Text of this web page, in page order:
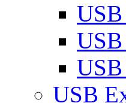
USB